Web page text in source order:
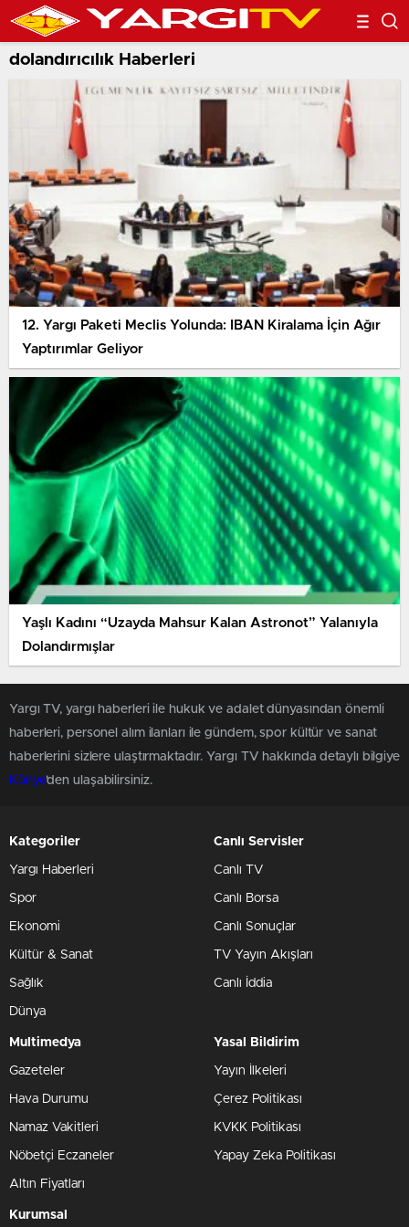
dolandırıcılık Haberleri
12. Yargı Paketi Meclis Yolunda: IBAN Kiralama İçin Ağır
Yaptırımlar Geliyor
Yaşlı Kadını “Uzayda Mahsur Kalan Astronot” Yalanıyla
Dolandırmışlar
Yargı TV, yargı haberleri ile hukuk ve adalet dünyasından önemli
haberleri, personel alım ilanları ile gündem, spor kültür ve sanat
haberlerini sizlere ulaştırmaktadır. Yargı TV hakkında detaylı bilgiye
Künye'den ulaşabilirsiniz.
Kategoriler
Yargı Haberleri
Spor
Ekonomi
Kültür & Sanat
Sağlık
Dünya
Canlı Servisler
Canlı TV
Canlı Borsa
Canlı Sonuçlar
TV Yayın Akışları
Canlı İddia
Multimedya
Gazeteler
Hava Durumu
Namaz Vakitleri
Nöbetçi Eczaneler
Altın Fiyatları
Yasal Bildirim
Yayın İlkeleri
Çerez Politikası
KVKK Politikası
Yapay Zeka Politikası
Kurumsal